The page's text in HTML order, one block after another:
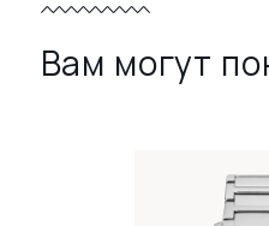
Вам могут